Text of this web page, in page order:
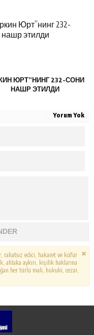
ЮРТ”НИНГ 232-СОНИ
НАШР ЭТИЛДИ
Yorum Yok
rahatsız edici, hakaret ve küfür
ahlaka aykırı, kişilik haklarına
her türlü mali, hukuki, cezai,